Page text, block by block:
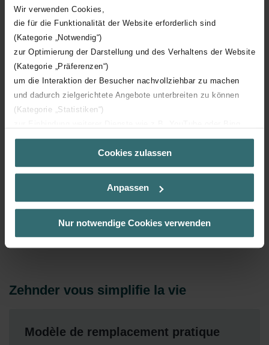
Wir verwenden Cookies,
die für die Funktionalität der Website erforderlich sind
(Kategorie „Notwendig“)
zur Optimierung der Darstellung und des Verhaltens der Website
(Kategorie „Präferenzen“)
um die Interaktion der Besucher nachvollziehbar zu machen
und dadurch zielgerichtete Angebote unterbreiten zu können
(Kategorie „Statistiken“)
(Kategorie „Marketing“)
Über „Details zeigen“ bzw. die Datenschutzerklärung erhalten
Sie weitere Informationen. Durch die Auswahl der Kategorie
der Auswahl von „Statistiken“ willigen Sie ein, dass wir Ihren
Besuchsverlauf auf unserer Website verwenden, um Ihnen die
bestmögliche Nutzererfahrung zu ermöglichen und Ihnen
Datenschutzerklärung der Zehnder Group
Zehnder Group Czech Republic s.r.o.: Zásady ochrany
Cookies zulassen
Anpassen
Nur notwendige Cookies verwenden
radiateur ou de l’équilibrage hydraulique, Zehnder Charleston
Zehnder vous simplifie la vie
Modèle de remplacement pratique